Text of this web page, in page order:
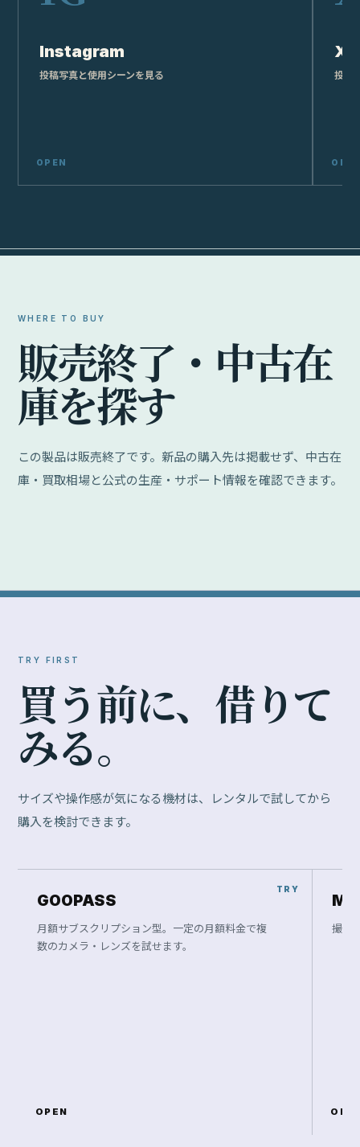
Instagram
投稿写真と使用シーンを見る
X
投稿
WHERE TO BUY
販売終了 ・ 中古在
庫を探す
この製品は販売終了です。新品の購入先は掲載せず、中古在
庫・買取相場と公式の生産・サポート情報を確認できます。
TRY FIRST
買う前に、 借りて
みる。
サイズや操作感が気になる機材は、レンタルで試してから
購入を検討できます。
GOOPASS
月額サブスクリプション型。一定の月額料金で複
数のカメラ・レンズを試せます。
OPEN
撮影